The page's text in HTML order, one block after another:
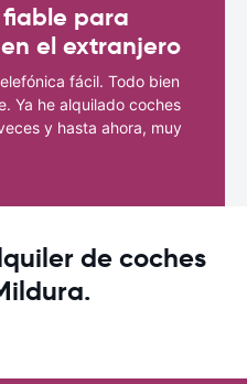
para
el extranjero
fácil. Todo bien
Ya he alquilado coches
y hasta ahora, muy
de coches